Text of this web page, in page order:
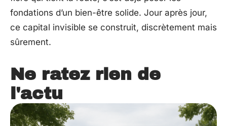
fondations d’un bien-être solide. Jour après jour,
ce capital invisible se construit, discrètement mais
sûrement.
Ne ratez rien de
l'actu